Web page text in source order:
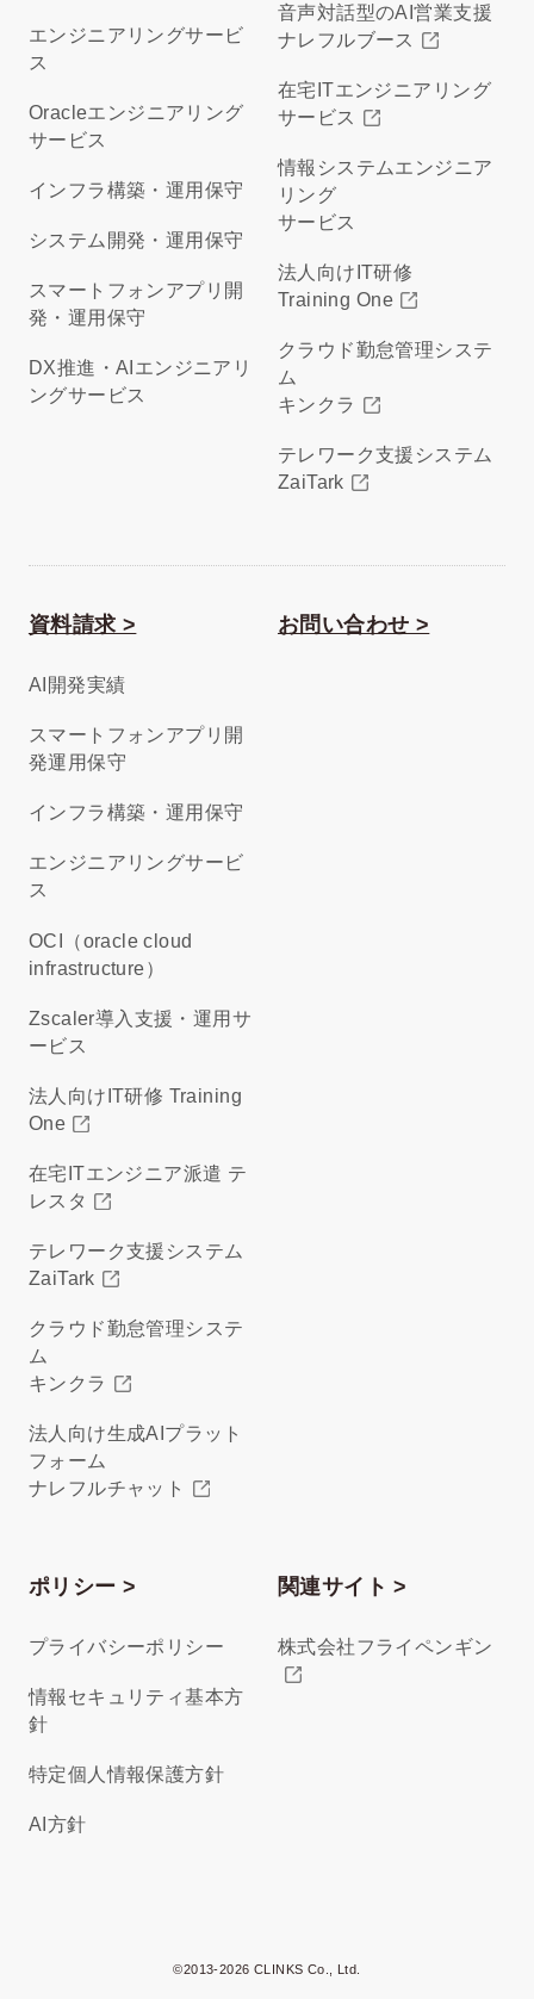
エンジニアリングサービ
ス
Oracleエンジニアリング
サービス
インフラ構築・運用保守
システム開発・運用保守
スマートフォンアプリ開
発・運用保守
DX推進・AIエンジニアリ
ングサービス
音声対話型のAI営業支援
ナレフルブース
在宅ITエンジニアリング
サービス
情報システムエンジニア
リング
サービス
法人向けIT研修
Training One
クラウド勤怠管理システ
ム
キンクラ
テレワーク支援システム
ZaiTark
資料請求 >
AI開発実績
スマートフォンアプリ開
発運用保守
インフラ構築・運用保守
エンジニアリングサービ
ス
OCI（oracle cloud
infrastructure）
Zscaler導入支援・運用サ
ービス
法人向けIT研修 Training
One
在宅ITエンジニア派遣 テ
レスタ
テレワーク支援システム
ZaiTark
クラウド勤怠管理システ
ム
キンクラ
法人向け生成AIプラット
フォーム
ナレフルチャット
お問い合わせ >
ポリシー >
プライバシーポリシー
情報セキュリティ基本方
針
特定個人情報保護方針
AI方針
関連サイト >
株式会社フライペンギン
©2013-2026 CLINKS Co., Ltd.